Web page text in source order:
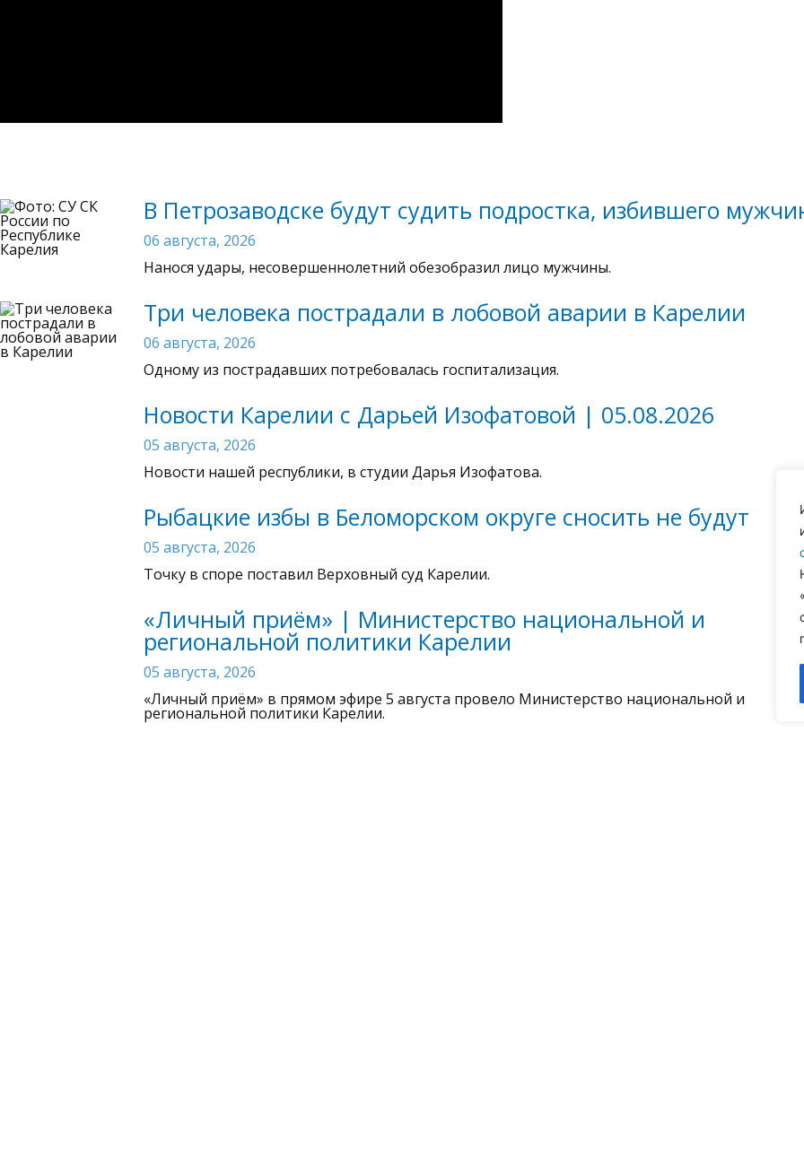
В Петрозаводске будут судить подростка, избившего
06 августа, 2026
Нанося удары, несовершеннолетний обезобразил лицо мужчины.
Три человека пострадали в лобовой аварии в Карелии
06 августа, 2026
Одному из пострадавших потребовалась госпитализация.
Новости Карелии с Дарьей Изофатовой | 05.08.2026
05 августа, 2026
Новости нашей республики, в студии Дарья Изофатова.
Рыбацкие избы в Беломорском округе сносить не будут
05 августа, 2026
Точку в споре поставил Верховный суд Карелии.
«Личный приём» | Министерство национальной и
региональной политики Карелии
05 августа, 2026
«Личный приём» в прямом эфире 5 августа провело Министерство национальной и
региональной политики Карелии.